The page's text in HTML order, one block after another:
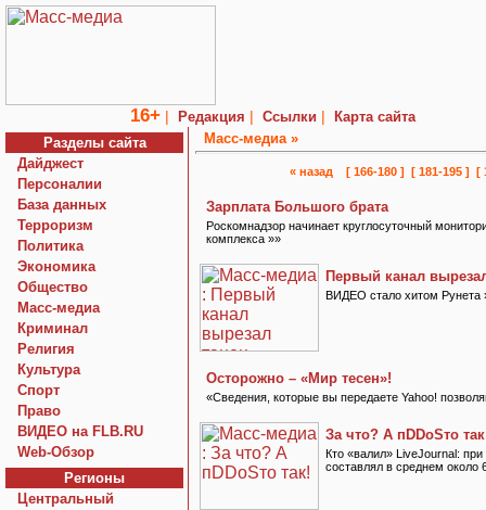
16+ | Редакция | Ссылки |
Карта сайта
Разделы сайта
Дайджест
Персоналии
База данных
Терроризм
Политика
Экономика
Общество
Macc-медиа
Криминал
Религия
Культура
Спорт
Право
ВИДЕО на FLB.RU
Web-Обзор
Регионы
Центральный
Macc-медиа »
« назад [ 166-180 ] [ 181-195 ] [
Зарплата Большого брата
Роскомнадзор начинает круглосуточный
комплекса »»
Первый канал
ВИДЕО стало хитом Рунета
Осторожно – «Мир тесен»!
«Сведения, которые вы передаете Yahoo!
За что? А пDDoSто
Кто «валил» LiveJournal:
составлял в среднем около